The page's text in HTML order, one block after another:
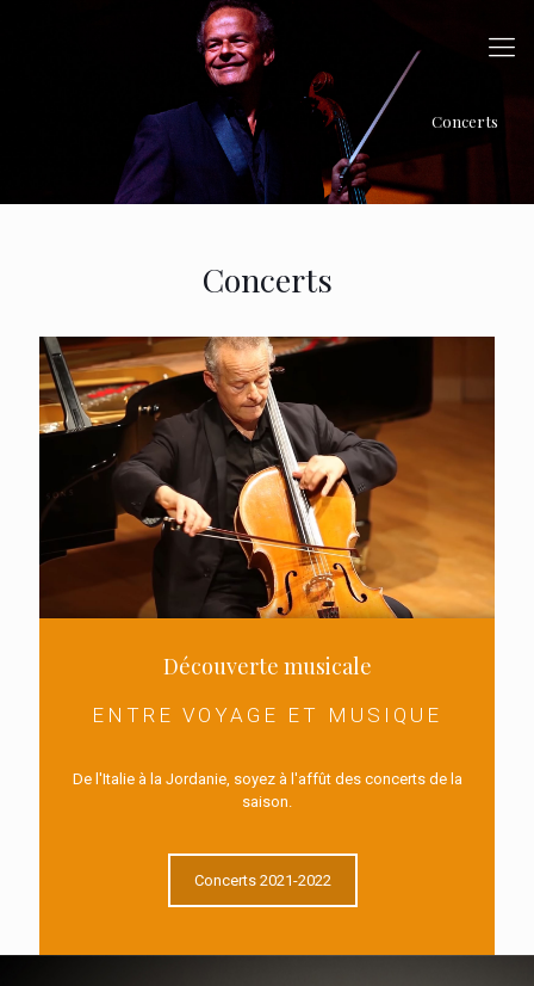
sonner son violoncelle de
interprétant les plus grands
chefs d'oeuvre...
Concerts
Découverte musicale
ENTRE VOYAGE ET
De l'Italie à la Jordanie, soyez à
Concerts
Concerts
Découverte musicale
ENTRE VOYAGE ET MUSIQUE
De l'Italie à la Jordanie, soyez à l'affût des concerts de la
saison.
Concerts 2021-2022